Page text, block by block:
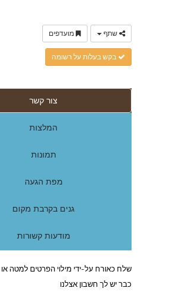
שתף מועדפים
בקש בעלות על רשומה
צור קשר
המלצות
תמונות
מפת הגעה
גנים בקרבת מקום
מודעות קשורות
שלח כאורח על-ידי מילוי הפרטים למטה או
כבר יש לך חשבון אצלנו